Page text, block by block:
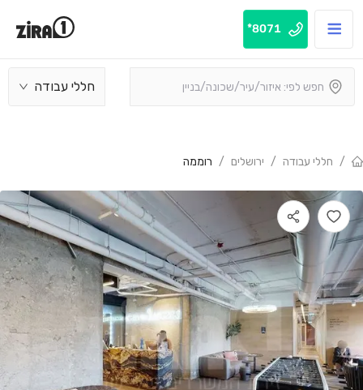
8071*
חללי עבודה
/ חללי עבודה / ירושלים / רוממה